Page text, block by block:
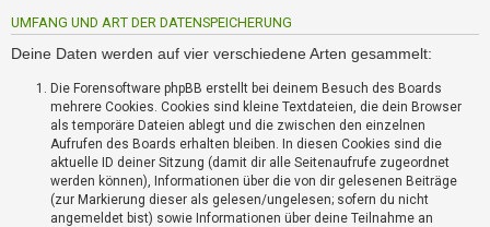
e
n
UMFANG UND ART DER DATENSPEICHERUNG
Deine Daten werden auf vier verschiedene Arten gesammelt:
Die Forensoftware phpBB erstellt bei deinem Besuch des Boards
mehrere Cookies. Cookies sind kleine Textdateien, die dein Browser
als temporäre Dateien ablegt und die zwischen den einzelnen
Aufrufen des Boards erhalten bleiben. In diesen Cookies sind die
aktuelle ID deiner Sitzung (damit dir alle Seitenaufrufe zugeordnet
werden können), Informationen über die von dir gelesenen Beiträge
(zur Markierung dieser als gelesen/ungelesen; sofern du nicht
angemeldet bist) sowie Informationen über deine Teilnahme an